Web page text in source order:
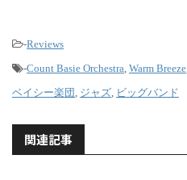
-Reviews
-Count Basie Orchestra Warm Breeze
ベイシー楽団 ジャズ ビッグバンド
関連記事